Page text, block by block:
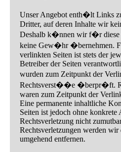
Unser Angebot enth�lt Links
Dritter, auf deren Inhalte wir
Deshalb k�nnen wir f�r diese
keine Gew�hr �bernehmen.
verlinkten Seiten ist stets der
Betreiber der Seiten
wurden zum Zeitpunkt der
Rechtsverst��e �berpr�ft.
waren zum Zeitpunkt der
Eine permanente inhaltliche
Seiten ist jedoch ohne konkrete
Rechtsverletzung nicht
Rechtsverletzungen werden
umgehend entfernen.